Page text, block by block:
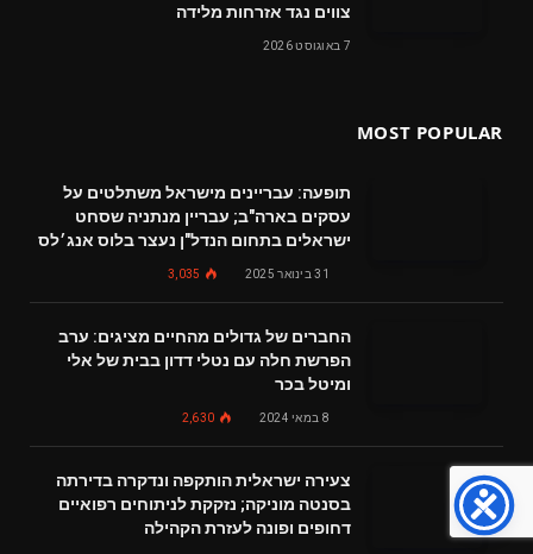
צווים נגד אזרחות מלידה
7 באוגוסט 2026
MOST POPULAR
תופעה: עבריינים מישראל משתלטים על
עסקים בארה"ב; עבריין מנתניה שסחט
ישראלים בתחום הנדל"ן נעצר בלוס אנג׳לס
31 בינואר 2025 3,035
החברים של גדולים מהחיים מציגים: ערב
הפרשת חלה עם נטלי דדון בבית של אלי
ומיטל בכר
8 במאי 2024 2,630
צעירה ישראלית הותקפה ונדקרה בדירתה
בסנטה מוניקה; נזקקת לניתוחים רפואיים
דחופים ופונה לעזרת הקהילה